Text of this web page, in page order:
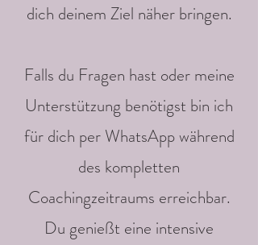
dich deinem Ziel näher bringen.
Falls du Fragen hast oder meine
Unterstützung benötigst bin ich
für dich per WhatsApp während
des kompletten
Coachingzeitraums erreichbar.
Du genießt eine intensive